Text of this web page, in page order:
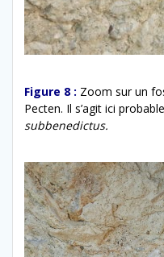
Figure 8 : Zoom sur un
Pecten. Il s’agit ici
subbenedictus.